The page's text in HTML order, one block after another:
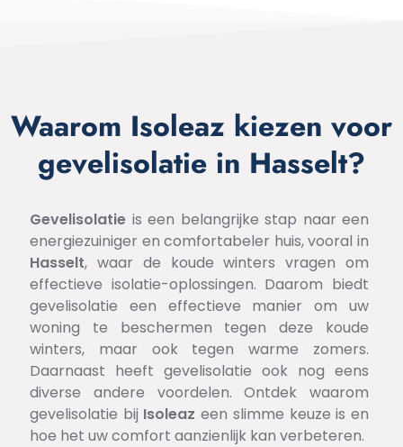
Waarom Isoleaz kiezen voor
gevelisolatie in Hasselt?
Gevelisolatie is een belangrijke stap naar een
energiezuiniger en comfortabeler huis, vooral in
Hasselt, waar de koude winters vragen om
effectieve isolatie-oplossingen. Daarom biedt
gevelisolatie een effectieve manier om uw
woning te beschermen tegen deze koude
winters, maar ook tegen warme zomers.
Daarnaast heeft gevelisolatie ook nog eens
diverse andere voordelen. Ontdek waarom
gevelisolatie bij Isoleazeen slimme keuze is en
hoe het uw comfort aanzienlijk kan verbeteren.